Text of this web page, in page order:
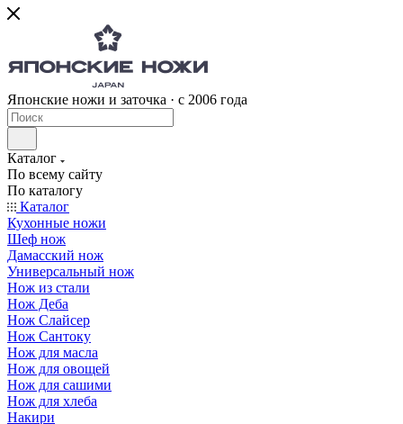
Японские ножи и заточка · с 2006 года
Каталог
По всему сайту
По каталогу
Каталог
Кухонные ножи
Шеф нож
Дамасский нож
Универсальный нож
Нож из стали
Нож Деба
Нож Слайсер
Нож Сантоку
Нож для масла
Нож для овощей
Нож для сашими
Нож для хлеба
Накири